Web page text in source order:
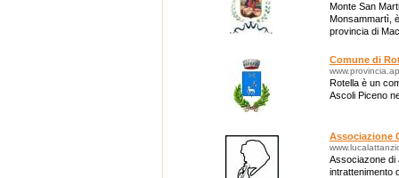
Monte San
Monsammartì,
provincia di
Comune di
Rotella è un
Ascoli Piceno
Associazione
Associazone di
intrattenimento